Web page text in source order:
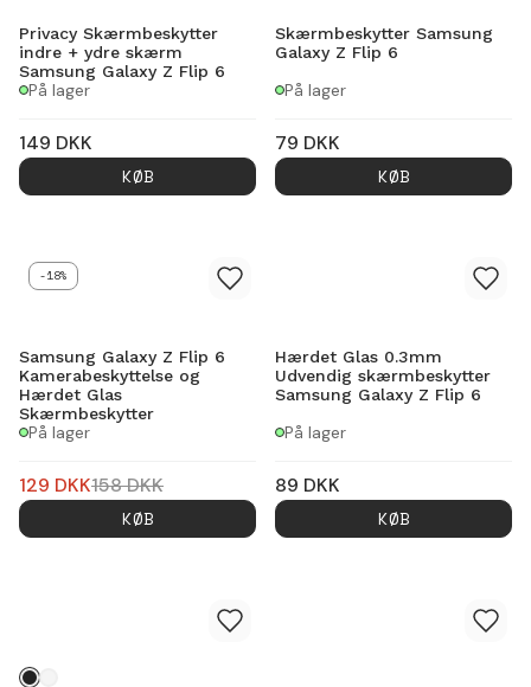
Privacy Skærmbeskytter
indre + ydre skærm
Samsung Galaxy Z Flip 6
På lager
149 DKK
KØB
Skærmbeskytter Samsung
Galaxy Z Flip 6
På lager
79 DKK
KØB
-18%
Samsung Galaxy Z Flip 6
Kamerabeskyttelse og
Hærdet Glas
Skærmbeskytter
På lager
129 DKK158DKK
KØB
Hærdet Glas 0.3mm
Udvendig skærmbeskytter
Samsung Galaxy Z Flip 6
På lager
89 DKK
KØB